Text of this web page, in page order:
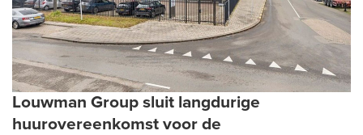
Louwman Group sluit langdurige
huurovereenkomst voor de